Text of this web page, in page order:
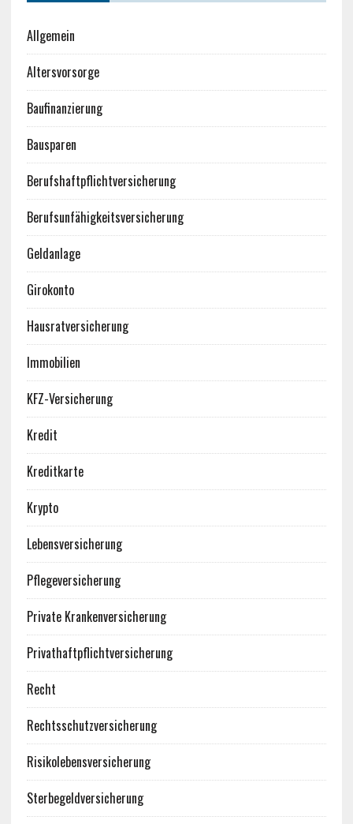
Allgemein
Altersvorsorge
Baufinanzierung
Bausparen
Berufshaftpflichtversicherung
Berufsunfähigkeitsversicherung
Geldanlage
Girokonto
Hausratversicherung
Immobilien
KFZ-Versicherung
Kredit
Kreditkarte
Krypto
Lebensversicherung
Pflegeversicherung
Private Krankenversicherung
Privathaftpflichtversicherung
Recht
Rechtsschutzversicherung
Risikolebensversicherung
Sterbegeldversicherung